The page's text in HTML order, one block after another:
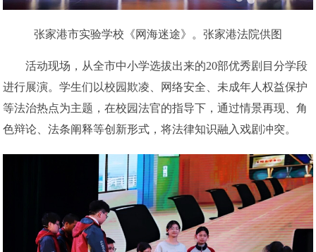
张家港市实验学校《网海迷途》。张家港法院供图
活动现场，从全市中小学选拔出来的20部优秀剧目分学段
进行展演。学生们以校园欺凌、网络安全、未成年人权益保护
等法治热点为主题，在校园法官的指导下，通过情景再现、角
色辩论、法条阐释等创新形式，将法律知识融入戏剧冲突。